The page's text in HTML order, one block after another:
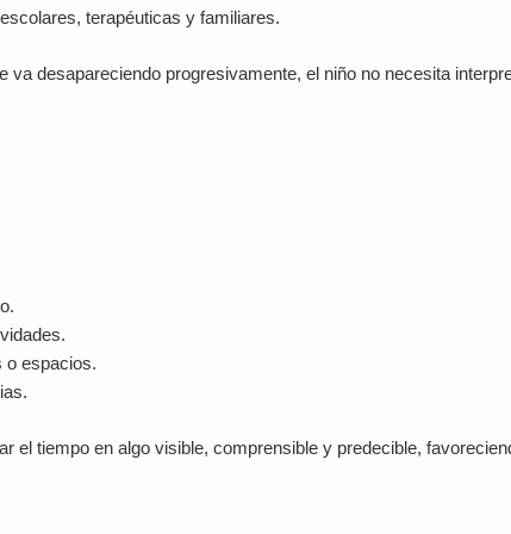
terapéuticas y familiares.
va desapareciendo progresivamente, el niño no necesita
o espacios.
el tiempo en algo visible, comprensible y predecible,